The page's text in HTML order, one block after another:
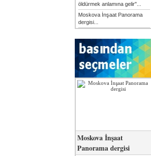
öldürmek anlamına gelir"...
Moskova İnşaat Panorama
dergisi...
Moskova İnşaat
Panorama dergisi